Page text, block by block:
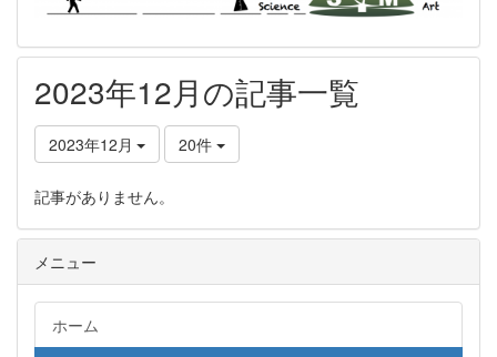
2023年12月の記事一覧
2023年12月 20件
記事がありません。
メニュー
ホーム